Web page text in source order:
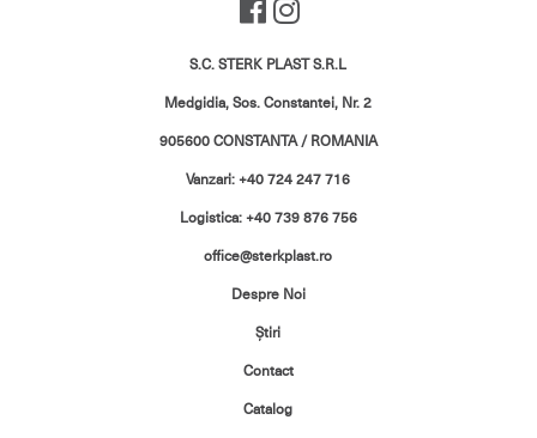
S.C. STERK PLAST S.R.L
Medgidia, Sos. Constantei, Nr. 2
905600 CONSTANTA / ROMANIA
Vanzari: +40 724 247 716
Logistica: +40 739 876 756
office@sterkplast.ro
Despre Noi
Ştiri
Contact
Catalog